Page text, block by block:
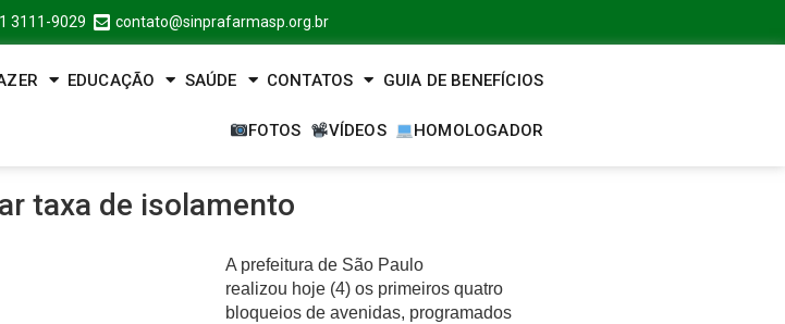
3111-9029 contato@sinprafarmasp.org.br
EDUCAÇÃO SAÚDE CONTATOS GUIA DE BENEFÍCIOS
FOTOS VÍDEOS HOMOLOGADOR
taxa de isolamento
A prefeitura de São Paulo
realizou hoje (4) os primeiros quatro
bloqueios de avenidas, programados